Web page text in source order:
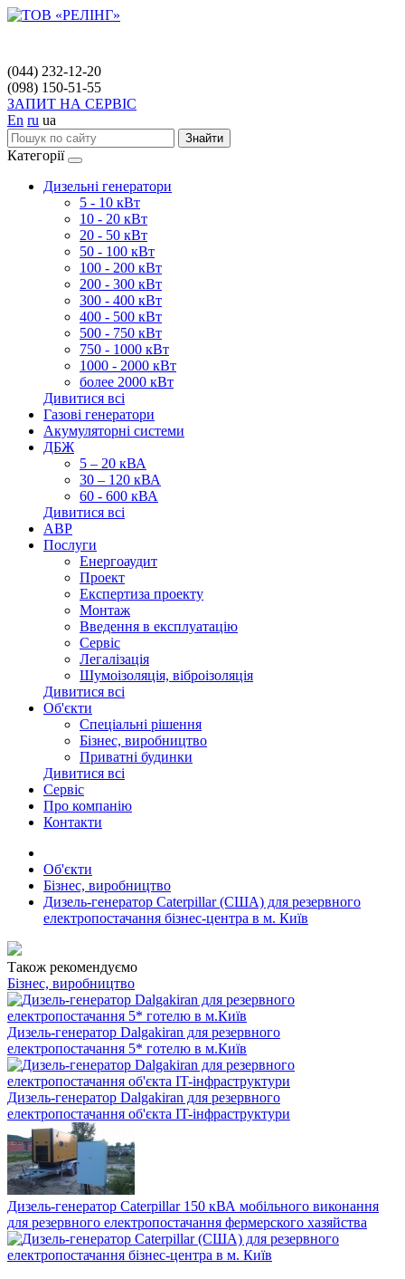
(044) 232-12-20
(098) 150-51-55
ЗАПИТ НА СЕРВІС
En ru ua
Знайти
Категорії
Дизельні генератори
5 - 10 кВт
10 - 20 кВт
20 - 50 кВт
50 - 100 кВт
100 - 200 кВт
200 - 300 кВт
300 - 400 кВт
400 - 500 кВт
500 - 750 кВт
750 - 1000 кВт
1000 - 2000 кВт
более 2000 кВт
Дивитися всі
Газові генератори
Акумуляторні системи
ДБЖ
5 – 20 кВА
30 – 120 кВА
60 - 600 кВА
Дивитися всі
АВР
Послуги
Енергоаудит
Проект
Експертиза проекту
Монтаж
Введення в експлуатацію
Сервіс
Легалізація
Шумоізоляція, віброізоляція
Дивитися всі
Об'єкти
Спеціальні рішення
Бізнес, виробництво
Приватні будинки
Дивитися всі
Сервіс
Про компанію
Контакти
Об'єкти
Бізнес, виробництво
Дизель-генератор Caterpillar (США) для резервного
електропостачання бізнес-центра в м. Київ
Також рекомендуємо
Бізнес, виробництво
Дизель-генератор Dalgakiran для резервного
електропостачання 5* готелю в м.Київ
Дизель-генератор Dalgakiran для резервного
електропостачання об'єкта IT-інфраструктури
Дизель-генератор Caterpillar 150 кВА мобільного виконання
для резервного електропостачання фермерского хазяйства